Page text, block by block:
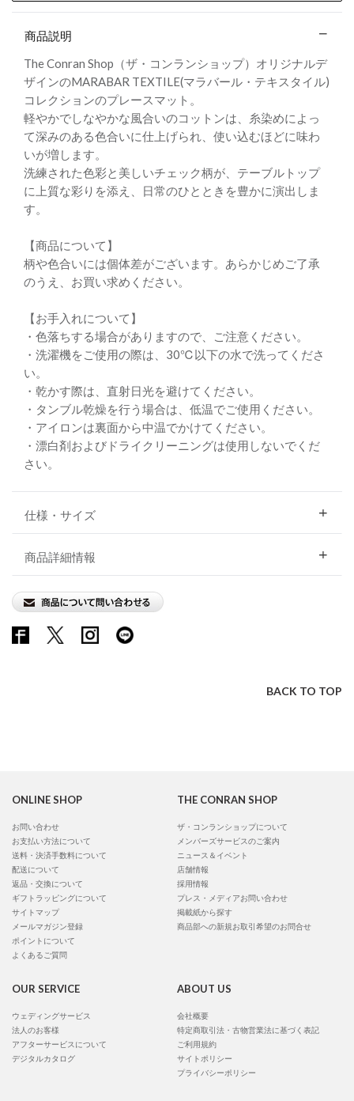
商品説明
The Conran Shop（ザ・コンランショップ）オリジナルデ
ザインのMARABAR TEXTILE(マラバール・テキスタイル)
コレクションのプレースマット。
軽やかでしなやかな風合いのコットンは、糸染めによっ
て深みのある色合いに仕上げられ、使い込むほどに味わ
いが増します。
洗練された色彩と美しいチェック柄が、テーブルトップ
に上質な彩りを添え、日常のひとときを豊かに演出しま
す。
【商品について】
柄や色合いには個体差がございます。あらかじめご了承
のうえ、お買い求めください。
【お手入れについて】
・色落ちする場合がありますので、ご注意ください。
・洗濯機をご使用の際は、30℃以下の水で洗ってくださ
い。
・乾かす際は、直射日光を避けてください。
・タンブル乾燥を行う場合は、低温でご使用ください。
・アイロンは裏面から中温でかけてください。
・漂白剤およびドライクリーニングは使用しないでくだ
さい。
仕様・サイズ
商品詳細情報
BACK TO TOP
ONLINE SHOP
お問い合わせ
お支払い方法について
送料・決済手数料について
配送について
返品・交換について
ギフトラッピングについて
サイトマップ
メールマガジン登録
ポイントについて
よくあるご質問
THE CONRAN SHOP
ザ・コンランショップについて
メンバーズサービスのご案内
ニュース＆イベント
店舗情報
採用情報
プレス・メディアお問い合わせ
掲載紙から探す
商品部への新規お取引希望のお問合せ
OUR SERVICE
ウェディングサービス
法人のお客様
アフターサービスについて
デジタルカタログ
ABOUT US
会社概要
特定商取引法・古物営業法に基づく表記
ご利用規約
サイトポリシー
プライバシーポリシー